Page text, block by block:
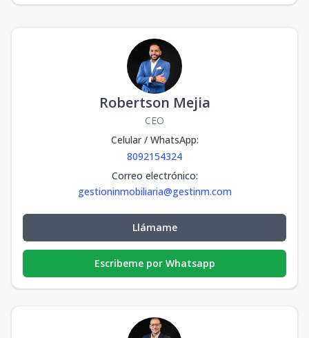
Robertson Mejia
CEO
Celular / WhatsApp:
8092154324
Correo electrónico:
gestioninmobiliaria@gestinm.com
Llámame
Escribeme por Whatsapp